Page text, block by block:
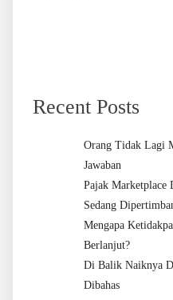
Recent Posts
Orang Tidak Lagi
Jawaban
Pajak Marketplace
Sedang
Mengapa
Berlanjut?
Di Balik Naiknya
Dibahas